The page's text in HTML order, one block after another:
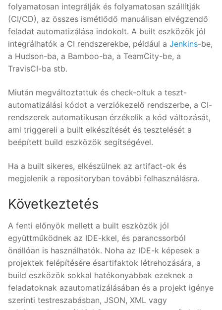
folyamatosan integrálják és folyamatosan szállítják
(CI/CD), az összes ismétlődő manuálisan elvégzendő
feladat automatizálása indokolt. A built eszközök jól
integrálhatók a CI rendszerekbe, például a Jenkins-be,
a Hudson-ba, a Bamboo-ba, a TeamCity-be, a
TravisCI-ba stb.
Miután megváltoztattuk és check-oltuk a teszt-
automatizálási kódot a verziókezelő rendszerbe, a CI-
rendszerek automatikusan érzékelik a kód változását,
ami triggereli a built elkészítését és tesztelését a
beépített build eszközök segítségével.
Ha a built sikeres, elkészülnek az artifact-ok és
megjelenik a repositoryban további felhasználásra.
Következtetés
A fenti előnyök mellett a built eszközök jól
együttműködnek az IDE-kkel, és parancssorból
önállóan is használhatók. Noha az IDE-k képesek a
projektek felépítésére ésartifaktok létrehozására, a
build eszközök sokkal hatékonyabbak ezeknek a
feladatoknak azautomatizálásában és a projekt igénye
szerinti testreszabásban, JSON, XML vagy